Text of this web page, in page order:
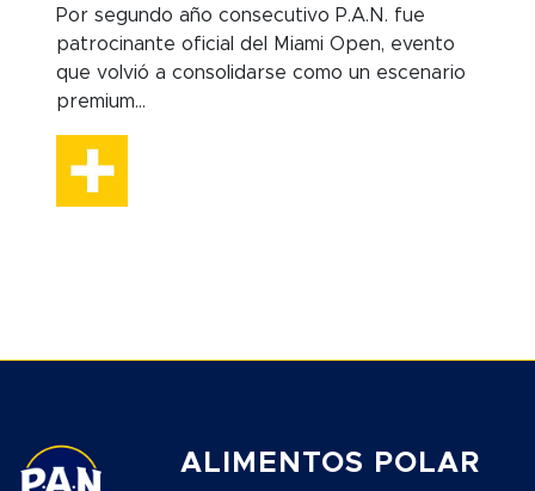
Por segundo año consecutivo P.A.N. fue
patrocinante oficial del Miami Open, evento
que volvió a consolidarse como un escenario
premium...
ALIMENTOS POLAR